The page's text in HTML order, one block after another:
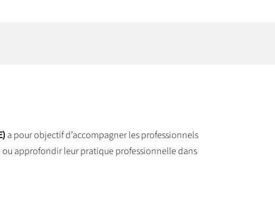
a pour objectif d’accompagner les professionnels
ou approfondir leur pratique professionnelle dans